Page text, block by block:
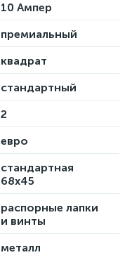
10 Ампер
премиальный
квадрат
стандартный
2
евро
стандартная
68х45
распорные лапки
и винты
металл